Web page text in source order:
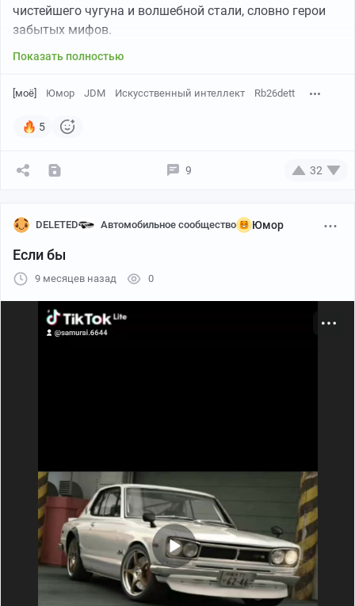
чистейшего чугуна и волшебной стали, словно герои
забытых мифов.
Показать полностью
[моё] Юмор JDM Искусственный интеллект Rb26dett
5
9 32
DELETED Автомобильное сообщество Юмор
Если бы
9 месяцев назад 0